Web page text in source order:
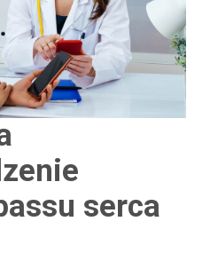
serca